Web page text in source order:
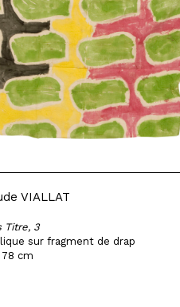
VIALLAT
Titre, 3
sur fragment de drap
78 cm